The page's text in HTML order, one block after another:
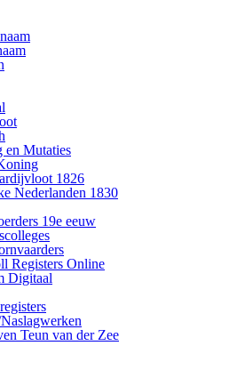
en Mutaties
1826
Nederlanden 1830
19e eeuw
Registers Online
Digitaal
Teun van der Zee